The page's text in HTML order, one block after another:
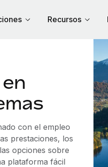
Recursos
con el empleo
prestaciones, los
opciones sobre
plataforma fácil